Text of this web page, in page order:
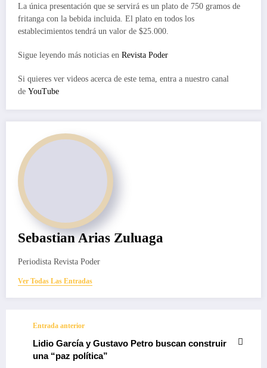
La única presentación que se servirá es un plato de 750 gramos de
fritanga con la bebida incluida. El plato en todos los
establecimientos tendrá un valor de $25.000.
Sigue leyendo más noticias en Revista Poder
Si quieres ver videos acerca de este tema, entra a nuestro canal
de YouTube
Sebastian Arias Zuluaga
Periodista Revista Poder
Ver Todas Las Entradas
Entrada anterior
Lidio García y Gustavo Petro buscan construir
una “paz política”